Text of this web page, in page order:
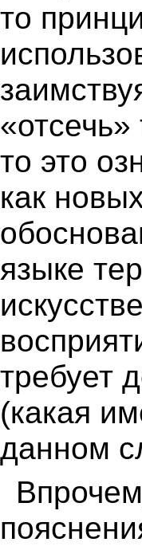
то
то это
как
языке
требует
(какая
данном